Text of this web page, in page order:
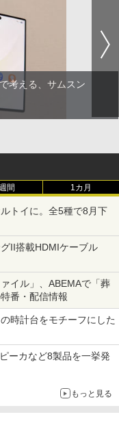
考える、サムスン
間 1カ月
トイに。全5種で8月下
II搭載HDMIケーブル
イル」、ABEMAで「葬
番・配信情報
時計台をモチーフにした
ーカなど8製品を一挙発
もっと見る